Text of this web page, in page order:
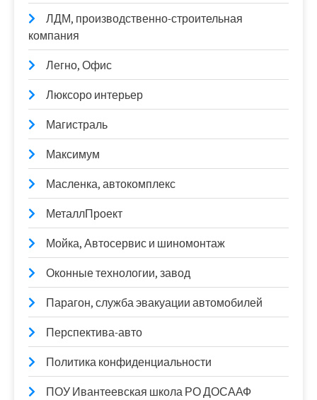
ЛДМ, производственно-строительная
компания
Легно, Офис
Люксоро интерьер
Магистраль
Максимум
Масленка, автокомплекс
МеталлПроект
Мойка, Автосервис и шиномонтаж
Оконные технологии, завод
Парагон, служба эвакуации автомобилей
Перспектива-авто
Политика конфиденциальности
ПОУ Ивантеевская школа РО ДОСААФ